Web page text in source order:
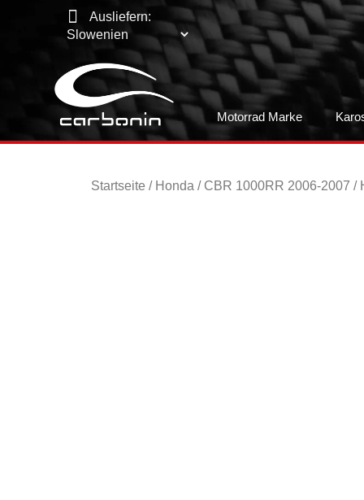
Ausliefern:
Motorrad Marke
Startseite / Honda / CBR 1000RR 2006-2007 /